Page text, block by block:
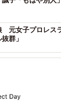
元女子プロレス
群」